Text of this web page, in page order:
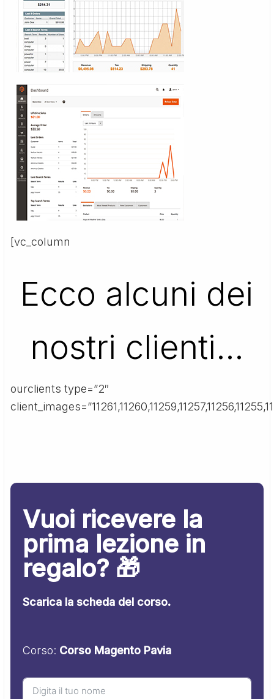
[vc_column
Ecco alcuni dei
nostri clienti…
ourclients type=”2″
Vuoi ricevere la
prima lezione in
regalo? 🎁
Scarica la scheda del corso.
Corso: Corso Magento Pavia